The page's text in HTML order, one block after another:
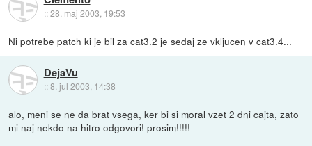
::28. maj 2003, 19:53
Ni potrebe patch ki je bil za cat3.2 je sedaj ze vkljucen v cat3.4...
DejaVu
::8. jul 2003, 14:38
alo, meni se ne da brat vsega, ker bi si moral vzet 2 dni cajta, zato
mi naj nekdo na hitro odgovori! prosim!!!!!